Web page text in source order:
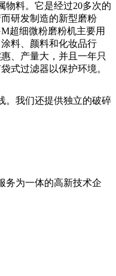
物料。它是经过20多次的
研发制造的新型磨粉
超细微粉磨粉机主要用
料、颜料和化妆品行
、产量大，并且一年只
式过滤器以保护环境。
。我们还提供独立的破碎
务为一体的高新技术企